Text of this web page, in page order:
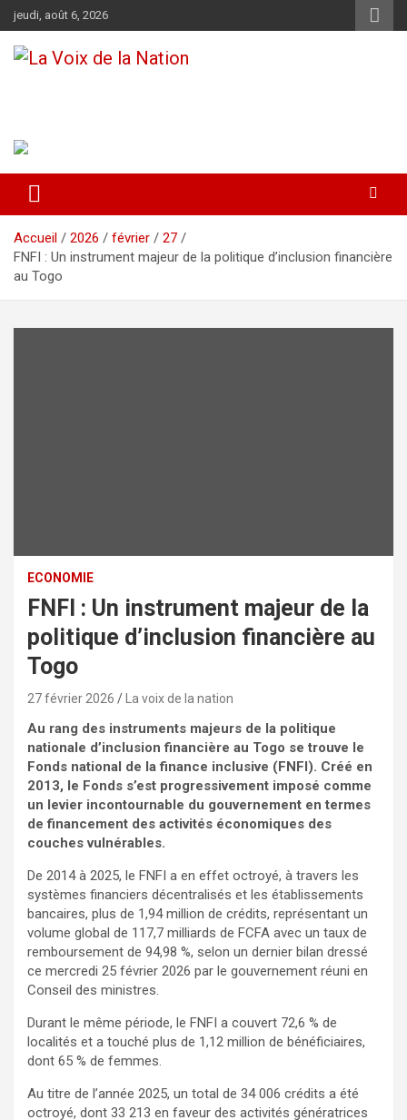
Aller
au
contenu
jeudi, août 6, 2026
Accueil 2026 février
27
FNFI : Un instrument majeur de la politique d’inclusion financière
au Togo
ECONOMIE
FNFI : Un instrument majeur de la
politique d’inclusion financière au
Togo
27 février 2026 La voix de la nation
Au rang des instruments majeurs de la politique
nationale d’inclusion financière au Togo se trouve le
Fonds national de la finance inclusive (FNFI). Créé en
2013, le Fonds s’est progressivement imposé comme
un levier incontournable du gouvernement en termes
de financement des activités économiques des
couches vulnérables.
De 2014 à 2025, le FNFI a en effet octroyé, à travers les
systèmes financiers décentralisés et les établissements
bancaires, plus de 1,94 million de crédits, représentant un
volume global de 117,7 milliards de FCFA avec un taux de
remboursement de 94,98 %, selon un dernier bilan dressé
ce mercredi 25 février 2026 par le gouvernement réuni en
Conseil des ministres.
Durant le même période, le FNFI a couvert 72,6 % de
localités et a touché plus de 1,12 million de bénéficiaires,
dont 65 % de femmes.
Au titre de l’année 2025, un total de 34 006 crédits a été
octroyé, dont 33 213 en faveur des activités génératrices